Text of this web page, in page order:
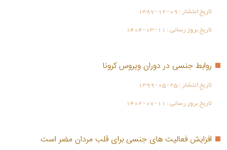
تاریخ انتشار :1387-12-09
تاریخ بروز رسانی : 1404-03-11
روابط جنسی در دوران ویروس کرونا
تاریخ انتشار :1399-05-25
تاریخ بروز رسانی : 1402-07-11
افزایش فعالیت های جنسی برای قلب مردان مضر است